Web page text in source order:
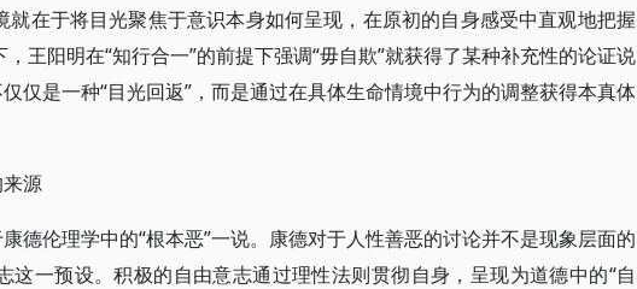
就在于将目光聚焦于意识本身如何呈现，在原初的自身感受中直观地把握
王阳明在“知行合一”的前提下强调“毋自欺”就获得了某种补充性的论证说
仅是一种“目光回返”，而是通过在具体生命情境中行为的调整获得本真体
源
德伦理学中的“根本恶”一说。康德对于人性善恶的讨论并不是现象层面的
这一预设。积极的自由意志通过理性法则贯彻自身，呈现为道德中的“自